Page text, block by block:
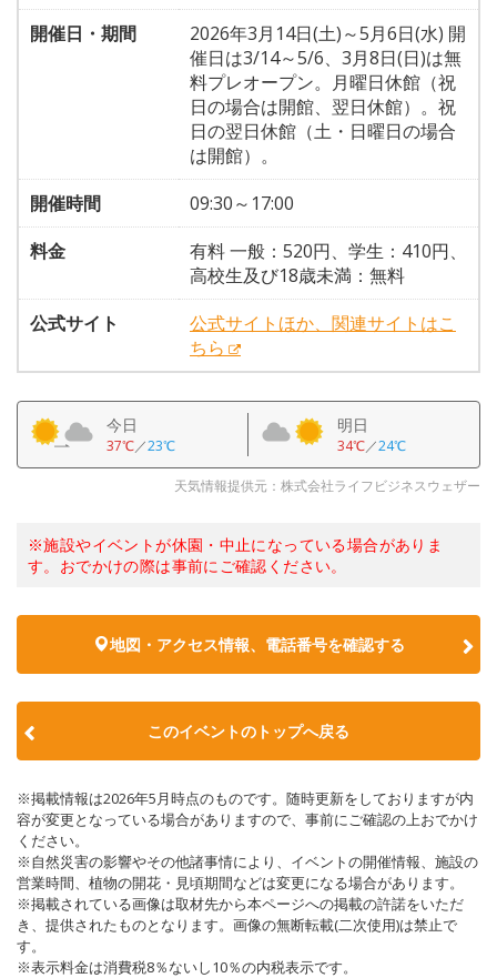
開催日・期間
2026年3月14日(土)～5月6日(水) 開
催日は3/14～5/6、3月8日(日)は無
料プレオープン。月曜日休館（祝
日の場合は開館、翌日休館）。祝
日の翌日休館（土・日曜日の場合
は開館）。
開催時間
09:30～17:00
料金
有料 一般：520円、学生：410円、
高校生及び18歳未満：無料
公式サイト
公式サイトほか、関連サイトはこ
ちら
今日
37℃／23℃
明日
34℃／24℃
天気情報提供元：株式会社ライフビジネスウェザー
※施設やイベントが休園・中止になっている場合がありま
す。おでかけの際は事前にご確認ください。
地図・アクセス情報、電話番号を確認する
このイベントのトップへ戻る
※掲載情報は2026年5月時点のものです。随時更新をしておりますが内
容が変更となっている場合がありますので、事前にご確認の上おでかけ
ください。
※自然災害の影響やその他諸事情により、イベントの開催情報、施設の
営業時間、植物の開花・見頃期間などは変更になる場合があります。
※掲載されている画像は取材先から本ページへの掲載の許諾をいただ
き、提供されたものとなります。画像の無断転載(二次使用)は禁止で
す。
※表示料金は消費税8％ないし10％の内税表示です。